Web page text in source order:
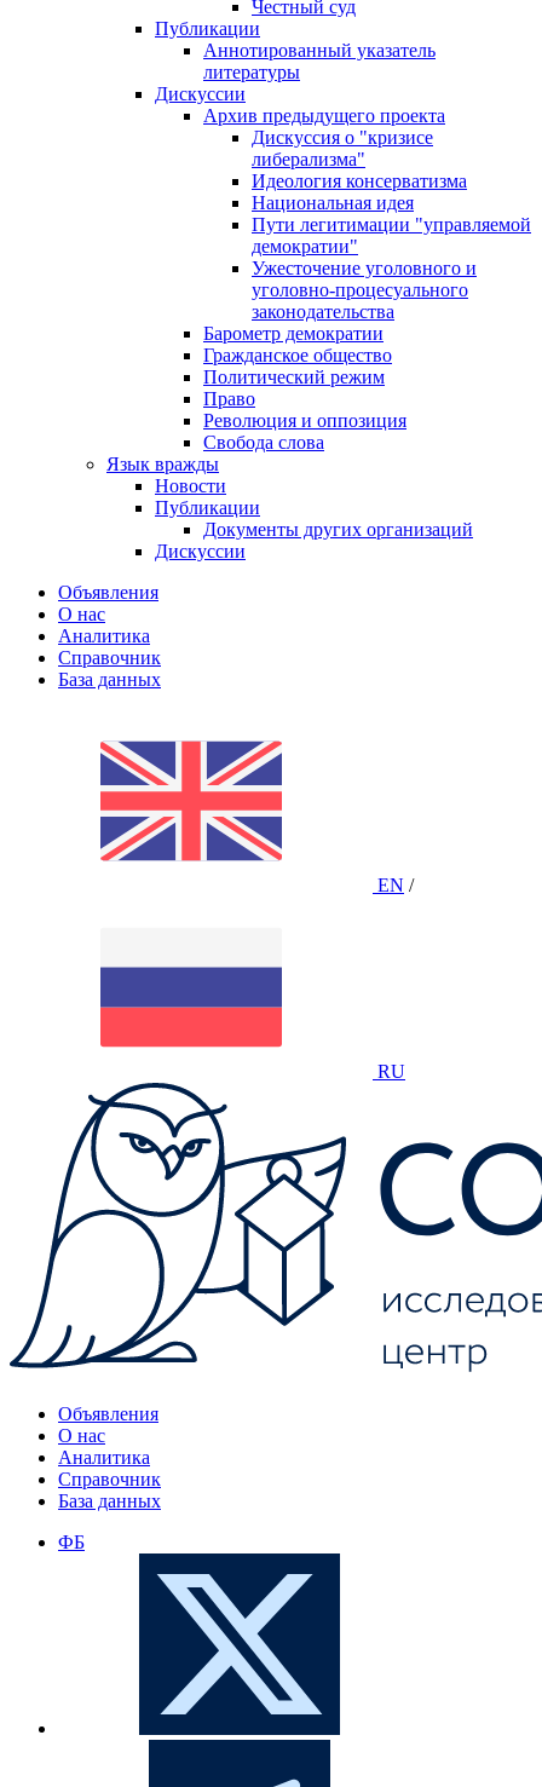
Честный суд
Публикации
Аннотированный указатель
литературы
Дискуссии
Архив предыдущего проекта
Дискуссия о "кризисе
либерализма"
Идеология консерватизма
Национальная идея
Пути легитимации "управляемой
демократии"
Ужесточение уголовного и
уголовно-процесуального
законодательства
Барометр демократии
Гражданское общество
Политический режим
Право
Революция и оппозиция
Свобода слова
Язык вражды
Новости
Публикации
Документы других организаций
Дискуссии
Объявления
О нас
Аналитика
Справочник
База данных
EN /
RU
Объявления
О нас
Аналитика
Справочник
База данных
ФБ